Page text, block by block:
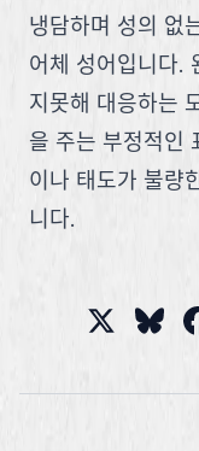
냉담하며 성의 없
어체 성어입니다.
지못해 대응하는
을 주는 부정적인
이나 태도가 불량
니다.